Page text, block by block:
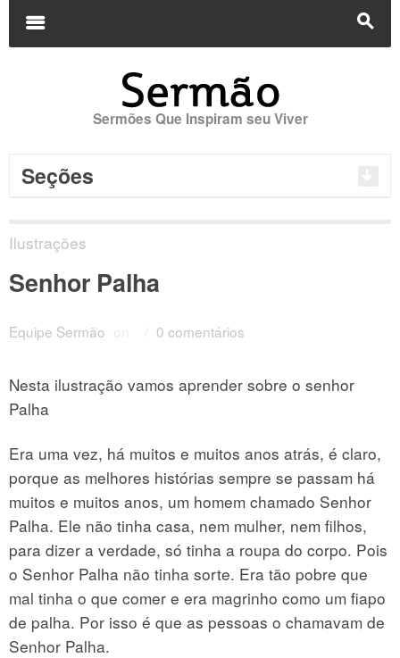
s
m
Sermões Que Inspiram seu Viver
Seções
Ilustrações
Senhor Palha
Equipe Sermão on 0 comentários
Nesta ilustração vamos aprender sobre o senhor
Palha
Era uma vez, há muitos e muitos anos atrás, é claro,
porque as melhores histórias sempre se passam há
muitos e muitos anos, um homem chamado Senhor
Palha. Ele não tinha casa, nem mulher, nem filhos,
para dizer a verdade, só tinha a roupa do corpo. Pois
o Senhor Palha não tinha sorte. Era tão pobre que
mal tinha o que comer e era magrinho como um fiapo
de palha. Por isso é que as pessoas o chamavam de
Senhor Palha.